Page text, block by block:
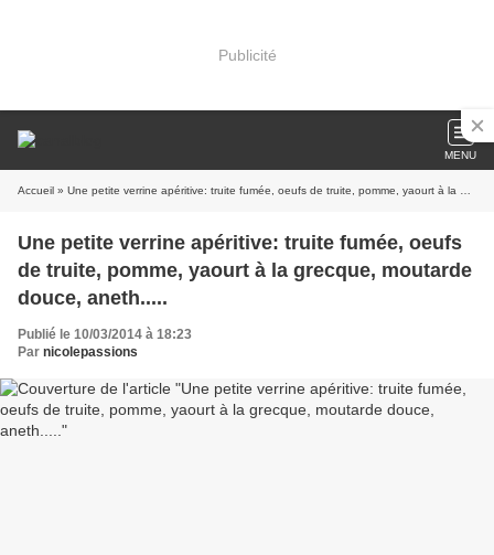
Publicité
MENU
Accueil » Une petite verrine apéritive: truite fumée, oeufs de truite, pomme, yaourt à la grecque, moutarde douce, aneth.....
Une petite verrine apéritive: truite fumée, oeufs
de truite, pomme, yaourt à la grecque, moutarde
douce, aneth.....
Publié le 10/03/2014 à 18:23
Par nicolepassions